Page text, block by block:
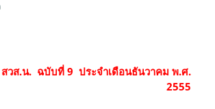
วส.น. ฉบับที่ 9 ประจำเดือนธันวาคม พ.ศ.
2555